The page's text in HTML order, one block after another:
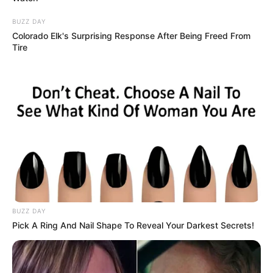
IFA - Ministério Público investiga a falta de pagamento do
Incentivo aos ACS e ACE
BUZZ DAY
Colorado Elk's Surprising Response After Being Freed From
Tire
BUZZ DAY
Pick A Ring And Nail Shape To Reveal Your Darkest Secrets!